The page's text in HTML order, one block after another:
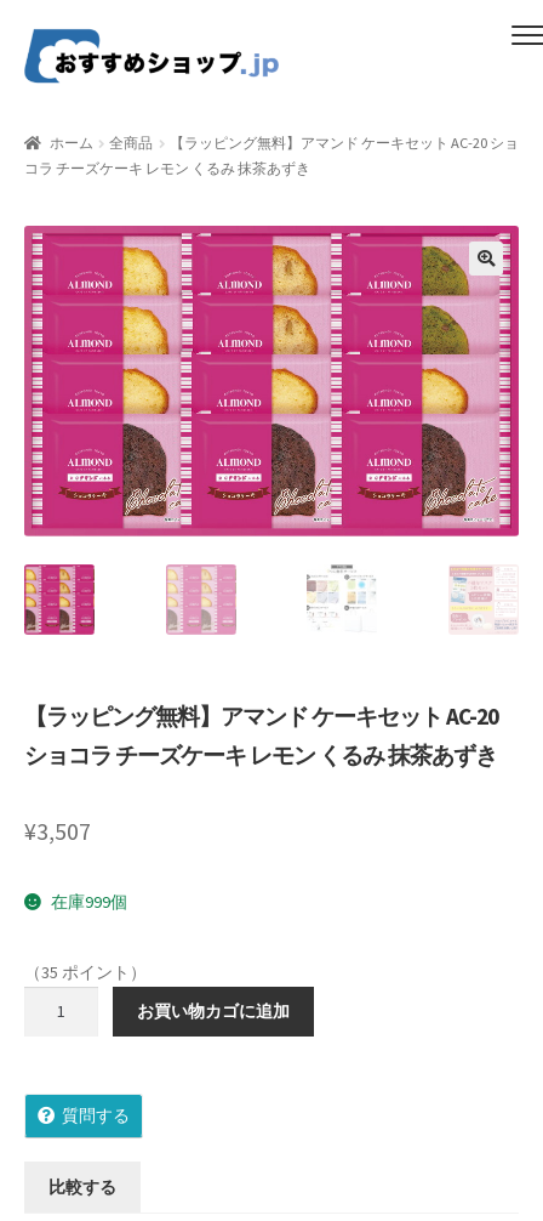
ナ
ビ
へ
ス
キ
ッ
プ
コ
ン
キ
ッ
プ
比較する
ギフトカタログ（ユニバース）
gold-form
CF Dashboard
CF User Registration
CF campaign form
CF Listing Page
Request a Quote
Mobile Checkout
Delivery Driver App
Compare
Cart Checkout Confirmation
Shipment Tracking
Unsubscribe auctions
ホーム 全商品
【ラッピング無料】アマンド ケーキセット AC-20 ショ
コラ チーズケーキ レモン くるみ 抹茶あずき
【ラッピング無料】アマンド ケーキセット AC-20
ショコラ チーズケーキ レモン くるみ 抹茶あずき
¥3,507
在庫999個
（35 ポイント）
グ
料】
お買い物カゴに追加
質問する
比較する